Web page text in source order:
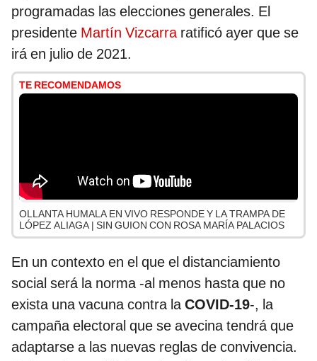
programadas las elecciones generales. El
presidente Martín Vizcarraratificó ayer que se
irá en julio de 2021.
TE RECOMENDAMOS
OLLANTA HUMALA EN VIVO RESPONDE Y LA TRAMPA DE
LÓPEZ ALIAGA | SIN GUION CON ROSA MARÍA PALACIOS
En un contexto en el que el distanciamiento
social será la norma -al menos hasta que no
exista una vacuna contra laCOVID-19-, la
campaña electoral que se avecina tendrá que
adaptarse a las nuevas reglas de convivencia.